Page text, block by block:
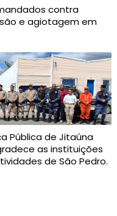
contra
e agiotagem em
Pública de Jitaúna
as instituições
de São Pedro.